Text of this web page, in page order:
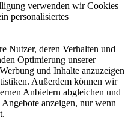
verwenden wir Cookies
personalisiertes
Nutzer, deren Verhalten und
Optimierung unserer
und Inhalte anzuzeigen
Außerdem können wir
Anbietern abgleichen und
anzeigen, nur wenn